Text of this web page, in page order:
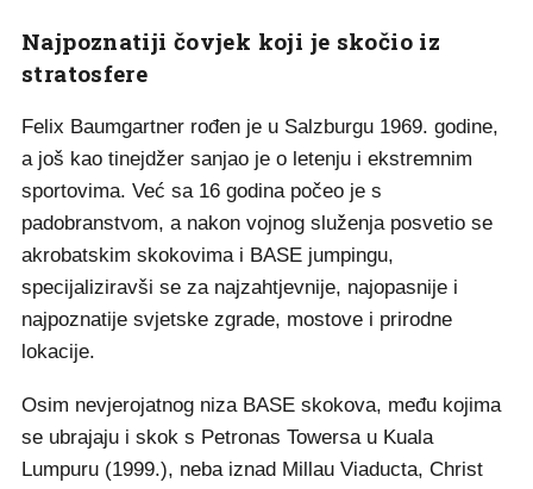
Najpoznatiji čovjek koji je skočio iz
stratosfere
Felix Baumgartner rođen je u Salzburgu 1969. godine,
a još kao tinejdžer sanjao je o letenju i ekstremnim
sportovima. Već sa 16 godina počeo je s
padobranstvom, a nakon vojnog služenja posvetio se
akrobatskim skokovima i BASE jumpingu,
specijaliziravši se za najzahtjevnije, najopasnije i
najpoznatije svjetske zgrade, mostove i prirodne
lokacije.
Osim nevjerojatnog niza BASE skokova, među kojima
se ubrajaju i skok s Petronas Towersa u Kuala
Lumpuru (1999.), neba iznad Millau Viaducta, Christ